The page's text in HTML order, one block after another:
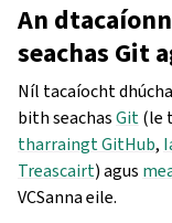
An
seachas Git
Níl tacaíocht
bith seachasGit(le
tharraingt GitHub,
Treascairt) agus
VCSanna eile.